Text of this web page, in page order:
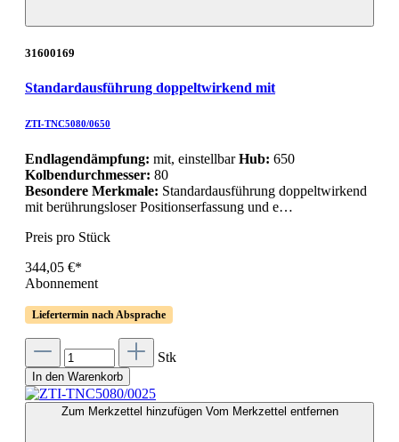
31600169
Standardausführung doppeltwirkend mit
ZTI-TNC5080/0650
Endlagendämpfung: mit, einstellbarHub: 650
Kolbendurchmesser: 80
Besondere Merkmale: Standardausführung doppeltwirkend
mit berührungsloser Positionserfassung und e…
Preis pro Stück
344,05 €*
Abonnement
Liefertermin nach Absprache
Stk
In den Warenkorb
Zum Merkzettel hinzufügen Vom Merkzettel entfernen